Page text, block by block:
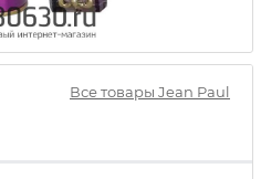
Все товары Jean Paul